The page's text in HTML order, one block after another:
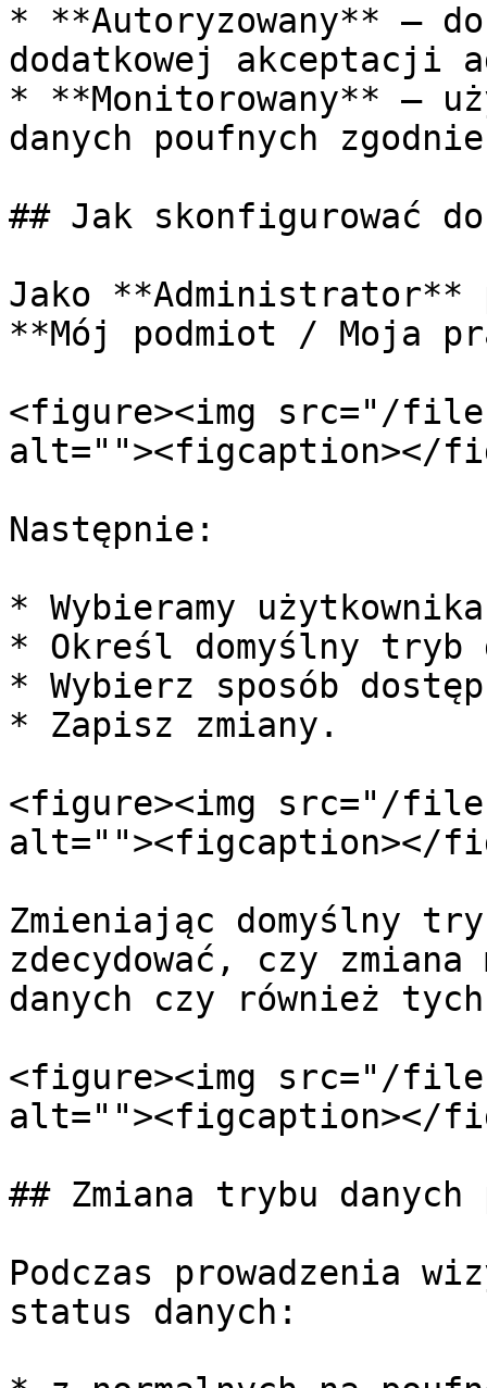
* **Autoryzowany** –
dodatkowej akceptacji
* **Monitorowany** –
danych poufnych
## Jak skonfigurować
Jako **Administrator**
**Mój podmiot / Moja
<figure><img src="/files/
alt=""><figcaption></
Następnie:
* Wybieramy
* Określ domyślny tryb
* Wybierz sposób
* Zapisz zmiany.
<figure><img src="/files/
alt=""><figcaption></
Zmieniając domyślny
zdecydować, czy
danych czy również
<figure><img src="/files/
alt=""><figcaption></
## Zmiana trybu danych
Podczas prowadzenia
status danych: